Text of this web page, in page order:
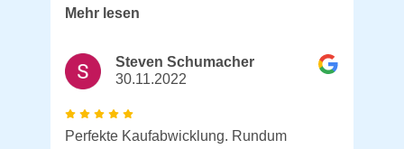
Mehr lesen
Steven Schumacher
30.11.2022
Perfekte Kaufabwicklung. Rundum